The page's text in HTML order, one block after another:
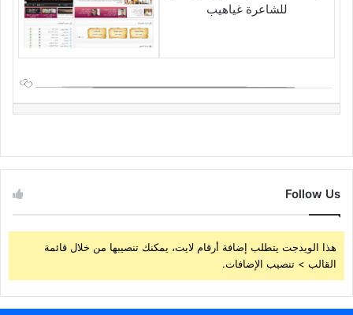
للشاعرة غياهيب
Follow Us
هذا الويدجت يتطلب إضافة أرقام لايت، يمكنك تنصيبها من خلال قائمة
القالب > تنصيب الإضافات.